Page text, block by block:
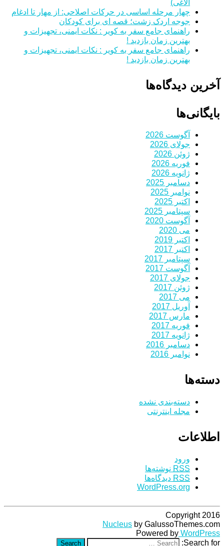
الاغی)
چهار مرحله اساسی در حرکات اصلاحی: از مهار تا ادغام
جوجه اردک زشت؛ قصه ای برای کودکان
راهنمای جامع سفر به کویر : نکات ایمنی، تجهیزات و
بهترین زمان بازدید !
راهنمای جامع سفر به کویر : نکات ایمنی، تجهیزات و
بهترین زمان بازدید !
آخرین دیدگاه‌ها
بایگانی‌ها
آگوست 2026
جولای 2026
ژوئن 2026
فوریه 2026
ژانویه 2026
دسامبر 2025
نوامبر 2025
اکتبر 2025
سپتامبر 2025
آگوست 2020
می 2020
اکتبر 2019
اکتبر 2017
سپتامبر 2017
آگوست 2017
جولای 2017
ژوئن 2017
می 2017
آوریل 2017
مارس 2017
فوریه 2017
ژانویه 2017
دسامبر 2016
نوامبر 2016
دسته‌ها
دسته‌بندی نشده
مجله اینترنتی
اطلاعات
ورود
RSS نوشته‌ها
RSS دیدگاه‌ها
WordPress.org
Copyright 2016
Nucleus by GalussoThemes.com
Powered by WordPress
Search for:
Search